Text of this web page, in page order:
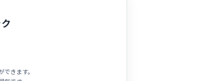
きます。